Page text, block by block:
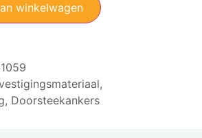
winkelwagen
,
, Doorsteekankers